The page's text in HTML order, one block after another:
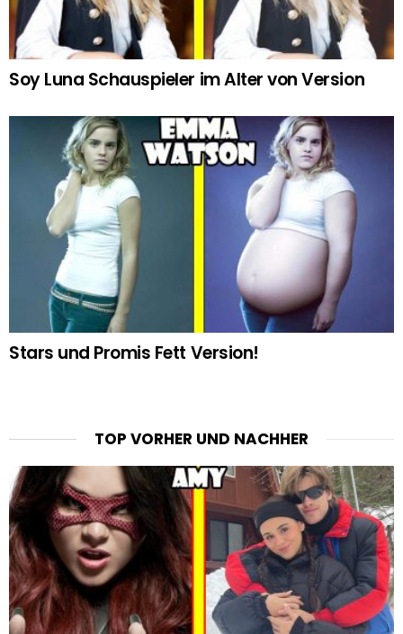
Soy Luna Schauspieler im Alter von Version
Stars und Promis Fett Version!
TOP VORHER UND NACHHER